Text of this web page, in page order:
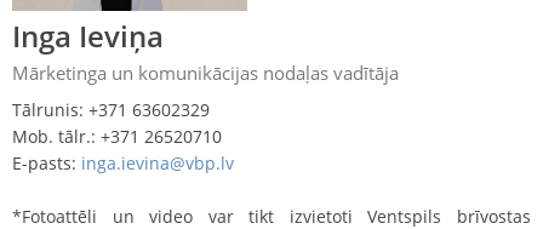
Inga Ieviņa
Mārketinga un komunikācijas nodaļas vadītāja
Tālrunis: +371 63602329
Mob. tālr.: +371 26520710
E-pasts: inga.ievina@vbp.lv
*Fotoattēli un video var tikt izvietoti Ventspils brīvostas